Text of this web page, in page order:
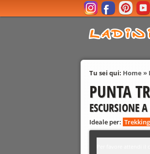
Tu sei qui: Home»
PUNTA
ESCURSIONE
Ideale per: Trekking